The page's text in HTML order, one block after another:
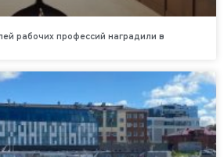
рабочих профессий наградили в